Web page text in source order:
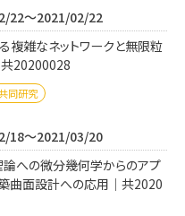
22～2021/02/22
複雑なネットワークと無限粒
20200028
同研究
18～2021/03/20
論への微分幾何学からのアプ
曲面設計への応用｜共2020